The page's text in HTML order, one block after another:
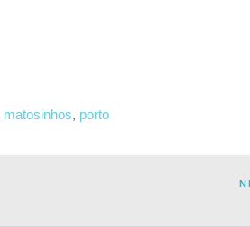
matosinhos, porto